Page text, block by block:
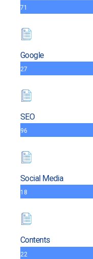
71
Google
27
SEO
96
Social Media
18
Contents
22